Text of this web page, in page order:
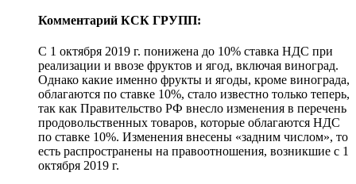
Комментарий КСК ГРУПП:
С 1 октября 2019 г. понижена до 10% ставка НДС при
реализации и ввозе фруктов и ягод, включая виноград.
Однако какие именно фрукты и ягоды, кроме винограда,
облагаются по ставке 10%, стало известно только теперь,
так как Правительство РФ внесло изменения в перечень
продовольственных товаров, которые облагаются НДС
по ставке 10%. Изменения внесены «задним числом», то
есть распространены на правоотношения, возникшие с 1
октября 2019 г.